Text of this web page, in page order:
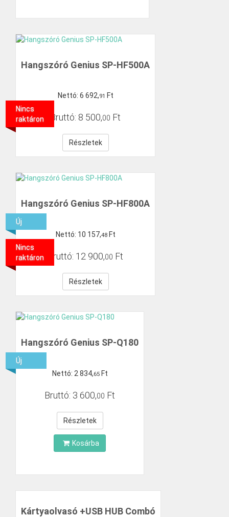
Hangszóró Genius SP-HF500A
Nettó: 6 692,91 Ft
Bruttó: 8 500,00 Ft
Részletek
Nincs
raktáron
Hangszóró Genius SP-HF800A
Nettó: 10 157,48 Ft
Bruttó: 12 900,00 Ft
Részletek
Új
Nincs
raktáron
Hangszóró Genius SP-Q180
Nettó: 2 834,65 Ft
Bruttó: 3 600,00 Ft
Részletek
Kosárba
Új
Kártyaolvasó +USB HUB Combó